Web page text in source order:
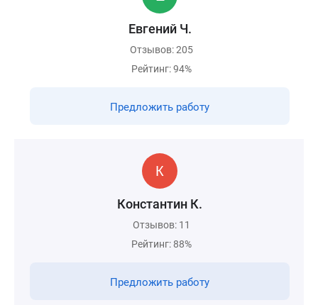
Евгений Ч.
Отзывов: 205
Рейтинг: 94%
Предложить работу
Константин К.
Отзывов: 11
Рейтинг: 88%
Предложить работу